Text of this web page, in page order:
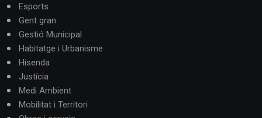
Esports
Gent gran
Gestió Municipal
Habitatge i Urbanisme
Hisenda
Justícia
Medi Ambient
Mobilitat i Territori